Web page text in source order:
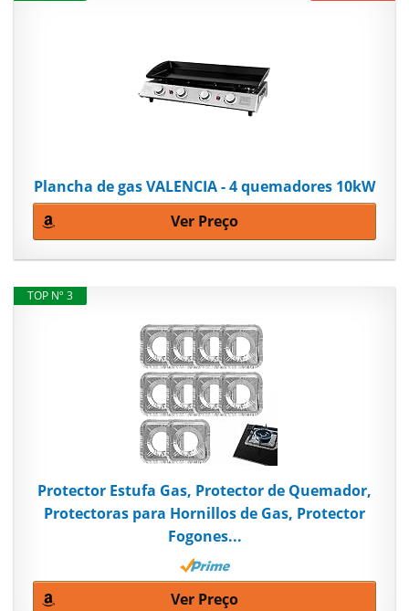
Plancha de gas VALENCIA - 4 quemadores 10kW
Ver Preço
TOP Nº 3
Protector Estufa Gas, Protector de Quemador,
Protectoras para Hornillos de Gas, Protector
Fogones...
Ver Preço